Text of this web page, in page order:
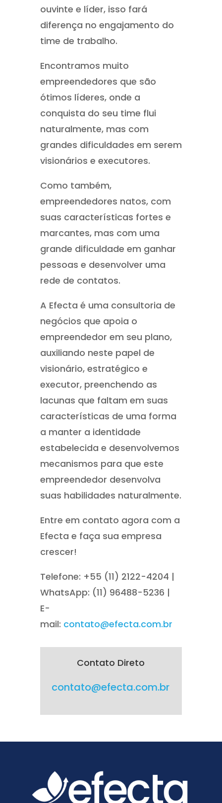
ouvinte e líder, isso fará
diferença no engajamento do
time de trabalho.
Encontramos muito
empreendedores que são
ótimos líderes, onde a
conquista do seu time flui
naturalmente, mas com
grandes dificuldades em serem
visionários e executores.
Como também,
empreendedores natos, com
suas características fortes e
marcantes, mas com uma
grande dificuldade em ganhar
pessoas e desenvolver uma
rede de contatos.
A Efecta é uma consultoria de
negócios que apoia o
empreendedor em seu plano,
auxiliando neste papel de
visionário, estratégico e
executor, preenchendo as
lacunas que faltam em suas
características de uma forma
a manter a identidade
estabelecida e desenvolvemos
mecanismos para que este
empreendedor desenvolva
suas habilidades naturalmente.
Entre em contato agora com a
Efecta e faça sua empresa
crescer!
Telefone: +55 (11) 2122-4204 |
WhatsApp: (11) 96488-5236 |
E-
mail: contato@efecta.com.br
Contato Direto
contato@efecta.com.br